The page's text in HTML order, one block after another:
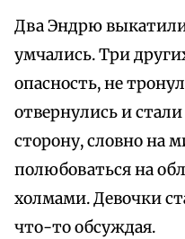
Два Эндрю
умчались. Три
опасность, не
отвернулись и
сторону, словно на
полюбоваться на
холмами. Девочки
что-то обсуждая.